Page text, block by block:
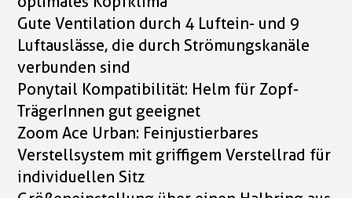
Gute Ventilation durch 4 Luftein- und 9
Luftauslässe, die durch Strömungskanäle
verbunden sind
Ponytail Kompatibilität: Helm für Zopf-
TrägerInnen gut geeignet
Zoom Ace Urban: Feinjustierbares
Verstellsystem mit griffigem Verstellrad für
individuellen Sitz